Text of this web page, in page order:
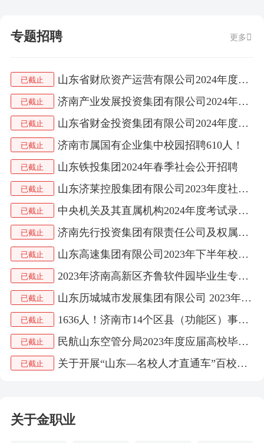
专题招聘 更多
已截止 山东省财欣资产运营有限公司2024年度人员公开招聘公告
已截止 济南产业发展投资集团有限公司2024年社会招聘公告
已截止 山东省财金投资集团有限公司2024年度社会招聘公告
已截止 济南市属国有企业集中校园招聘610人！
已截止 山东铁投集团2024年春季社会公开招聘
已截止 山东济莱控股集团有限公司2023年度社会招聘公告
已截止 中央机关及其直属机构2024年度考试录用公务员公告
已截止 济南先行投资集团有限责任公司及权属公司2023年社会招聘公告
已截止 山东高速集团有限公司2023年下半年校园招聘公告
已截止 2023年济南高新区齐鲁软件园毕业生专场招聘会
已截止 山东历城城市发展集团有限公司 2023年公开招聘公告
已截止 1636人！济南市14个区县（功能区）事业单位公开招聘
已截止 民航山东空管分局2023年度应届高校毕业生招聘公告
已截止 关于开展“山东—名校人才直通车”百校千企人才对接活动的公告
关于金职业